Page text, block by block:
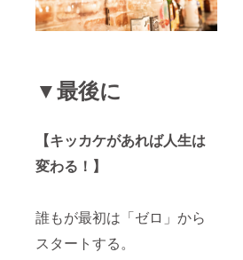
▼最後に
【キッカケがあれば人生は
変わる！】
誰もが最初は「ゼロ」から
スタートする。